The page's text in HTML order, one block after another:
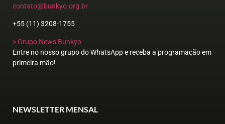
contato@bunkyo.org.br
+55 (11) 3208-1755
> Grupo News Bunkyo
Entre no nosso grupo do WhatsApp e receba a programação em
primeira mão!
NEWSLETTER MENSAL